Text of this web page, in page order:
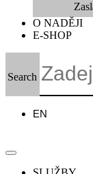
O NADĚJI
E-SHOP
Search
EN